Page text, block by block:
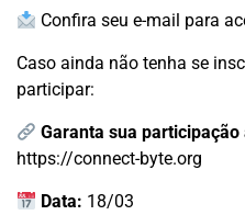
Confira seu e-mail para
Caso ainda não tenha se
participar:
Garanta sua participação
https://connect-byte.org
Data: 18/03